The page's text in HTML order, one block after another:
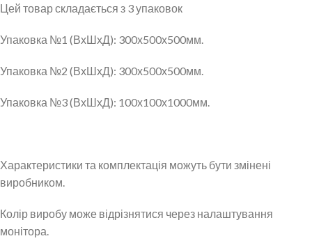
Цей товар складається з 3 упаковок
Упаковка №1 (ВхШхД): 300х500х500мм.
Упаковка №2 (ВхШхД): 300х500х500мм.
Упаковка №3 (ВхШхД): 100х100х1000мм.
Характеристики та комплектація можуть бути змінені
виробником.
Колір виробу може відрізнятися через налаштування
монітора.